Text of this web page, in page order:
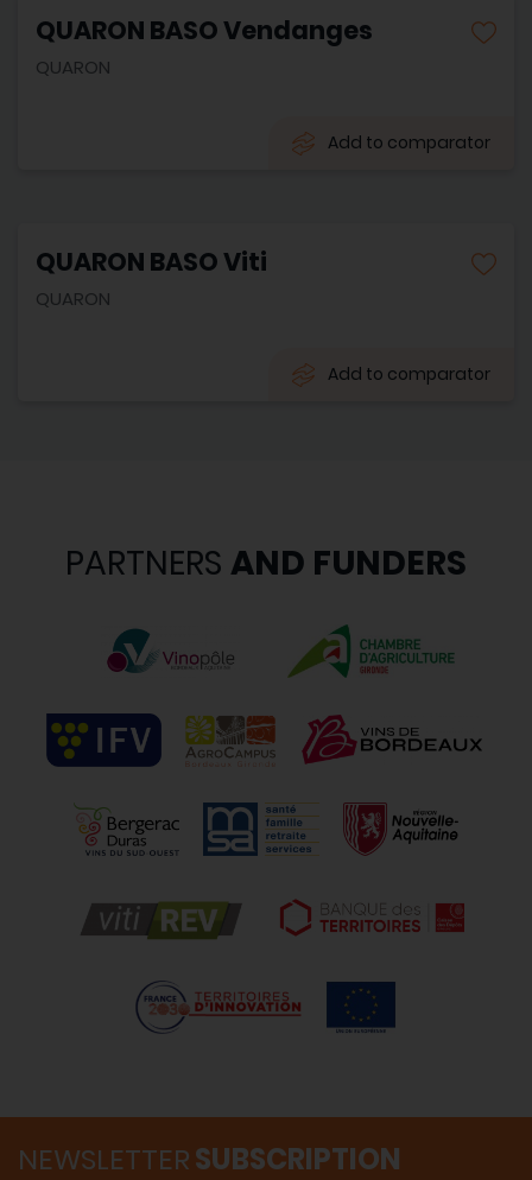
QUARON BASO Vendanges
QUARON
Add to comparator
QUARON BASO Viti
QUARON
Add to comparator
PARTNERS AND FUNDERS
NEWSLETTERSUBSCRIPTION